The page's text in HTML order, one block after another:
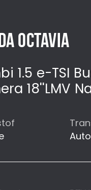
OCTAVIA
1.5 e-TSI
18''LMV